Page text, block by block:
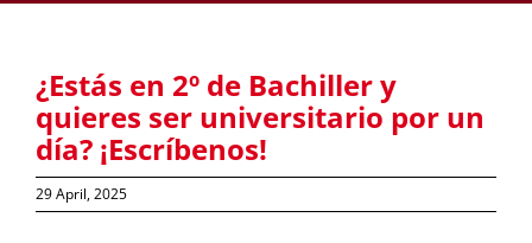
¿Estás en 2º de Bachiller y
quieres ser universitario por un
día? ¡Escríbenos!
29 April, 2025